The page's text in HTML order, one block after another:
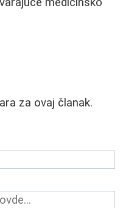
za ovaj članak.